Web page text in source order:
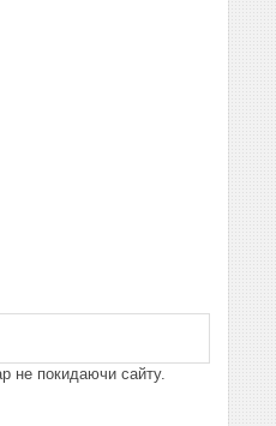
не покидаючи сайту.